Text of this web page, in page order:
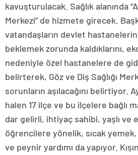
kavuşturulacak. Sağlık alanında
Merkezi” de hizmete girecek.
vatandaşların devlet
beklemek zorunda kaldıklarını,
nedeniyle özel hastanelere de
belirterek, Göz ve Diş Sağlığı
sorunların aşılacağını belirtiyor.
halen 17 ilçe ve bu ilçelere bağlı
dar gelirli, ihtiyaç sahibi, yaşlı ve
öğrencilere yönelik, sıcak
ve peynir yardımı da yapıyor.